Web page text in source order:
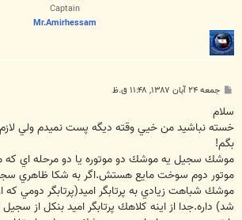
Captain
Mr.Amirhessam
پ
ت
جمعه ۲۴ آبان ۱۳۸۷, ۱۱:۴۸ ق.ظ
سلام
خسته نباشيد من خيي وقته ديگه پست نميدم ولي لازم
بگم!
موشك سجيل يه موشك دو موتوره يا دو مرحله اي كه
موتور دوم سوخت مايع هستش.اگر به شكا ظاهري
موشك شباهت زيادي به پرتابگر اميد(پرتابگر دومي
شد) داره.جدا از اينه كلاهك پرتابگر اميد بنكل از